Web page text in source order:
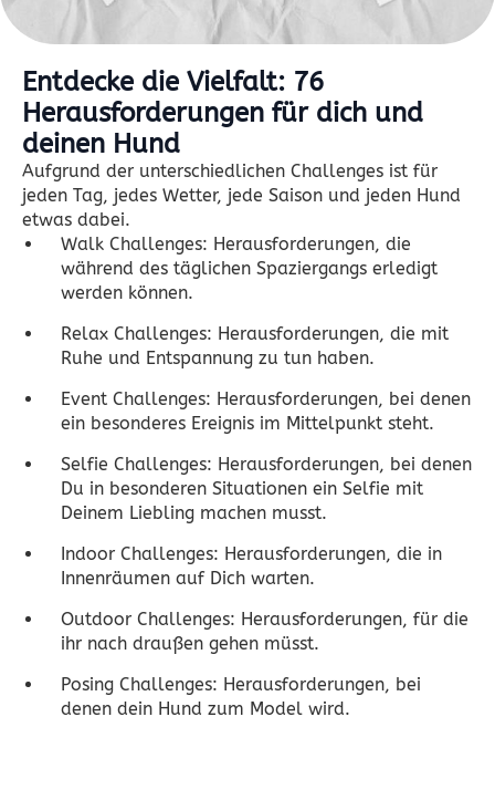
Entdecke die Vielfalt: 76
Herausforderungen für dich und
deinen Hund
Aufgrund der unterschiedlichen Challenges ist für
jeden Tag, jedes Wetter, jede Saison und jeden Hund
etwas dabei.
Walk Challenges: Herausforderungen, die
während des täglichen Spaziergangs erledigt
werden können.
Relax Challenges: Herausforderungen, die mit
Ruhe und Entspannung zu tun haben.
Event Challenges: Herausforderungen, bei denen
ein besonderes Ereignis im Mittelpunkt steht.
Selfie Challenges: Herausforderungen, bei denen
Du in besonderen Situationen ein Selfie mit
Deinem Liebling machen musst.
Indoor Challenges: Herausforderungen, die in
Innenräumen auf Dich warten.
Outdoor Challenges: Herausforderungen, für die
ihr nach draußen gehen müsst.
Posing Challenges: Herausforderungen, bei
denen dein Hund zum Model wird.